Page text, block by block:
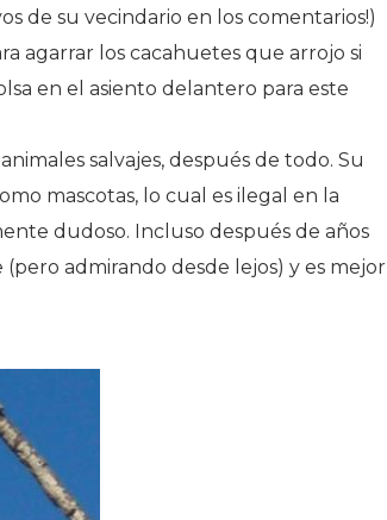
de su vecindario en los comentarios!)
agarrar los cacahuetes que arrojo si
en el asiento delantero para este
salvajes, después de todo. Su
mascotas, lo cual es ilegal en la
dudoso. Incluso después de años
admirando desde lejos) y es mejor